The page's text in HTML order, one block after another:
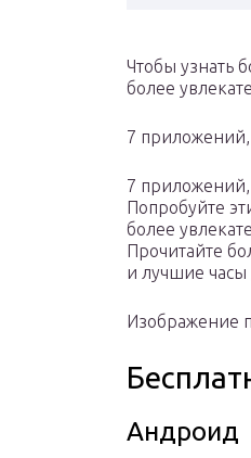
Чтобы узнать
более
7 приложений,
7 приложений,
Попробуйте
более
Прочитайте
и лучшие часы
Изображение
Андроид